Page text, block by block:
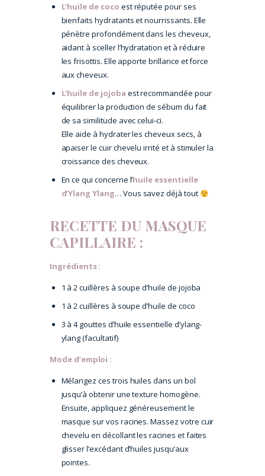
L’huile de coco est réputée pour ses
bienfaits hydratants et nourrissants. Elle
pénètre profondément dans les cheveux,
aidant à sceller l’hydratation et à réduire
les frisottis. Elle apporte brillance et force
aux cheveux.
L’huile de jojoba est recommandée pour
équilibrer la production de sébum du fait
de sa similitude avec celui-ci.
Elle aide à hydrater les cheveux secs, à
apaiser le cuir chevelu irrité et à stimuler la
croissance des cheveux.
En ce qui concerne l’huile essentielle
d’Ylang Ylang… Vous savez déjà tout
RECETTE DU MASQUE
CAPILLAIRE :
Ingrédients :
1 à 2 cuillères à soupe d’huile de jojoba
1 à 2 cuillères à soupe d’huile de coco
3 à 4 gouttes d’huile essentielle d’ylang-
ylang (facultatif)
Mode d’emploi :
Mélangez ces trois huiles dans un bol
jusqu’à obtenir une texture homogène.
Ensuite, appliquez généreusement le
masque sur vos racines. Massez votre cuir
chevelu en décollant les racines et faites
glisser l’excédant d’huiles jusqu’aux
pointes.